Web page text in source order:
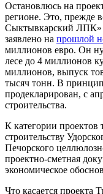
Остановлюсь на
регионе. Это, прежде
Сыктывкарский ЛПК»
заявлено на прошлой
миллионов евро. Он
лесе до 4 миллионов
миллионов, выпуск
тысяч тонн. В
продекларирован, с
строительства.
К категории проектов
строительству
Печорского
проектно-сметная
экономическое
Что касается проекта